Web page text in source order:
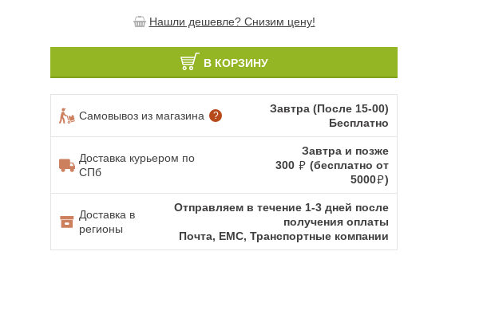
Нашли дешевле? Снизим цену!
В КОРЗИНУ
Самовывоз из магазина ?
Завтра (После 15-00)
Бесплатно
Доставка курьером по
СПб
Завтра и позже
300
(бесплатно от
5000
)
Доставка в
регионы
Отправляем в течение 1-3 дней после
получения оплаты
Почта, ЕМС, Транспортные компании